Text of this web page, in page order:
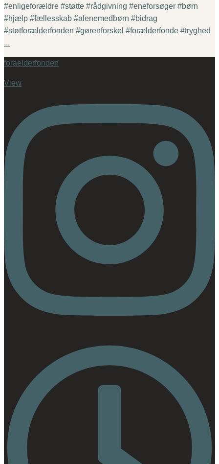
#enligeforældre #støtte #rådgivning #eneforsøger #børn
#hjælp #fællesskab #alenemedbørn #bidrag
#støtforælderfonden #gørenforskel #forælderfonde #tryghed
...
foraelderfonden
View